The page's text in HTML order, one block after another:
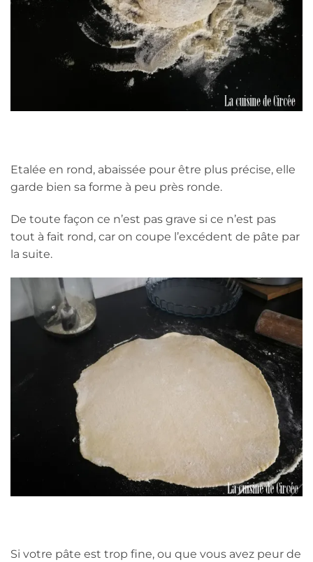
Etalée en rond, abaissée pour être plus précise, elle
garde bien sa forme à peu près ronde.
De toute façon ce n’est pas grave si ce n’est pas
tout à fait rond, car on coupe l’excédent de pâte par
la suite.
Si votre pâte est trop fine, ou que vous avez peur de